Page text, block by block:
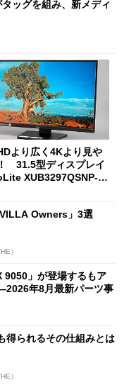
ッグを組み、新メディ
より広く4Kより見や
31.5型ディスプレイ
XUB3297QSNP-B
Owners」3選
）
9050」が登場するもア
年8月最新パーツ事
得られるその仕組みとは
）